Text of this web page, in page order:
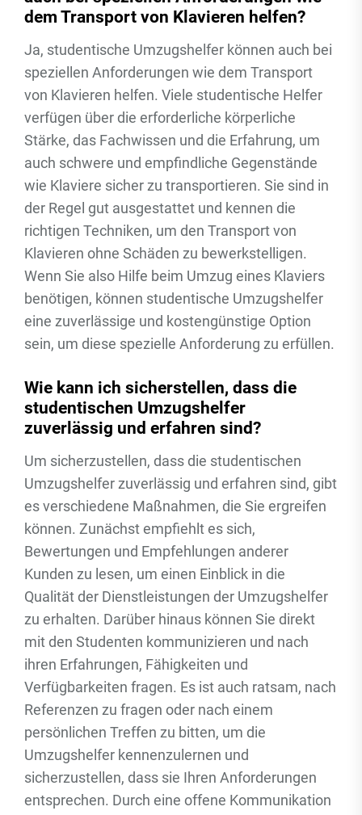
dem Transport von Klavieren helfen?
Ja, studentische Umzugshelfer können auch bei
speziellen Anforderungen wie dem Transport
von Klavieren helfen. Viele studentische Helfer
verfügen über die erforderliche körperliche
Stärke, das Fachwissen und die Erfahrung, um
auch schwere und empfindliche Gegenstände
wie Klaviere sicher zu transportieren. Sie sind in
der Regel gut ausgestattet und kennen die
richtigen Techniken, um den Transport von
Klavieren ohne Schäden zu bewerkstelligen.
Wenn Sie also Hilfe beim Umzug eines Klaviers
benötigen, können studentische Umzugshelfer
eine zuverlässige und kostengünstige Option
sein, um diese spezielle Anforderung zu erfüllen.
Wie kann ich sicherstellen, dass die
studentischen Umzugshelfer
zuverlässig und erfahren sind?
Um sicherzustellen, dass die studentischen
Umzugshelfer zuverlässig und erfahren sind, gibt
es verschiedene Maßnahmen, die Sie ergreifen
können. Zunächst empfiehlt es sich,
Bewertungen und Empfehlungen anderer
Kunden zu lesen, um einen Einblick in die
Qualität der Dienstleistungen der Umzugshelfer
zu erhalten. Darüber hinaus können Sie direkt
mit den Studenten kommunizieren und nach
ihren Erfahrungen, Fähigkeiten und
Verfügbarkeiten fragen. Es ist auch ratsam, nach
Referenzen zu fragen oder nach einem
persönlichen Treffen zu bitten, um die
Umzugshelfer kennenzulernen und
sicherzustellen, dass sie Ihren Anforderungen
entsprechen. Durch eine offene Kommunikation